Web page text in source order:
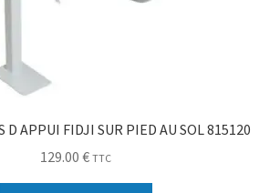
D APPUI FIDJI SUR PIED AU SOL 815120
129.00 € TTC